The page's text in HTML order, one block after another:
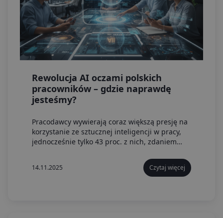
Rewolucja AI oczami polskich
pracowników – gdzie naprawdę
jesteśmy?
Pracodawcy wywierają coraz większą presję na
korzystanie ze sztucznej inteligencji w pracy,
jednocześnie tylko 43 proc. z nich, zdaniem
AI i mniej niż co drugi zapewnił zatrudnionym
szkolenie w tym obszarze...
14.11.2025 Czytaj więcej